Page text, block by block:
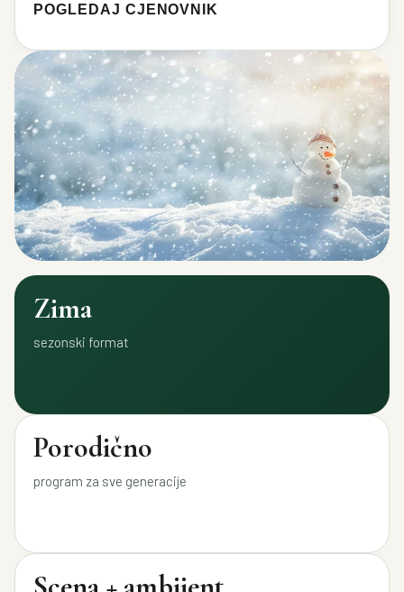
POGLEDAJ CJENOVNIK
Zima
sezonski format
Porodično
program za sve generacije